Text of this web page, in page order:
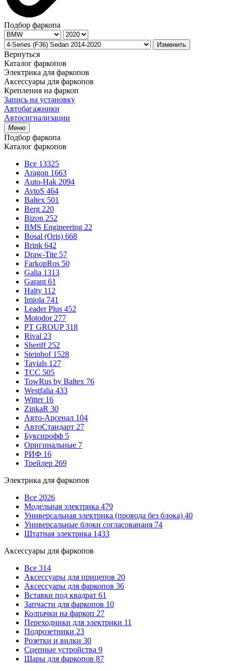
Подбор фаркопа
Изменить
Вернуться
Каталог фаркопов
Электрика для фаркопов
Аксессуары для фаркопов
Крепления на фаркоп
Запись на установку
Автобагажники
Автосигнализации
Меню
Подбор фаркопа
Каталог фаркопов
Все 13325
Aragon 1663
Auto-Hak 2094
AvtoS 464
Baltex 501
Berg 220
Bizon 252
BMS Engineering 22
Bosal (Oris) 668
Brink 642
Draw-Tite 57
FarkopRos 50
Galia 1313
Garant 61
Halty 112
Imiola 741
Leader Plus 452
Motodor 277
PT GROUP 318
Rival 23
Sheriff 252
Steinhof 1528
Tavials 127
TCC 505
TowRus by Baltex 76
Westfalia 433
Witter 16
ZinkaR 30
Авто-Арсенал 104
АвтоСтандарт 27
Буксирофф 5
Оригинальные 7
РИФ 16
Трейлер 269
Электрика для фаркопов
Все 2026
Модельная электрика 479
Универсальная электрика (провода без блока) 40
Универсальные блоки согласованаия 74
Штатная электрика 1433
Аксессуары для фаркопов
Все 314
Аксессуары для прицепов 20
Аксессуары для фаркопов 36
Вставки под квадрат 61
Запчасти для фаркопов 10
Колпачки на фаркоп 27
Переходники для электрики 11
Подрозетники 23
Розетки и вилки 30
Сцепные устройства 9
Шары для фаркопов 87